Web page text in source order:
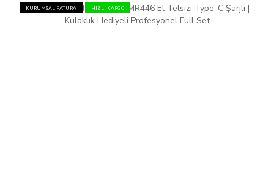
KURUMSAL FATURA HIZLI KARGO